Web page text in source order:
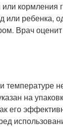
кормления
или ребенка,
Врач
температуре
на
его